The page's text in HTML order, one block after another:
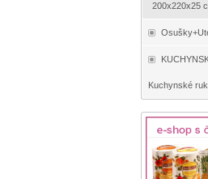
200x220x25
Kuchynské